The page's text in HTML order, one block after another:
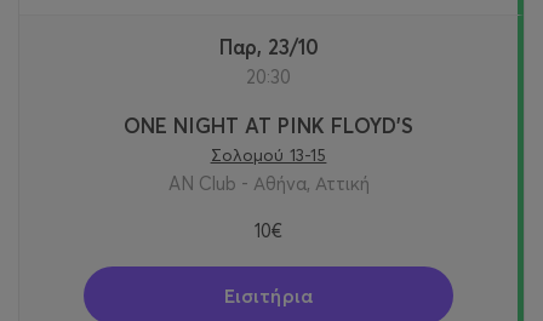
Παρ, 23/10
20:30
ONE NIGHT AT PINK FLOYD'S
Σολομού 13-15
AN Club - Αθήνα, Αττική
10€
Εισιτήρια